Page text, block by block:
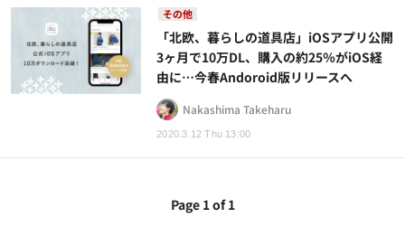
その他
2020.3.12 Thu 13:00
「北欧、暮らしの道具店」iOSアプリ公開
3ヶ月で10万DL、購入の約25％がiOS経
由に…今春Andoroid版リリースへ
Nakashima Takeharu
Page 1 of 1